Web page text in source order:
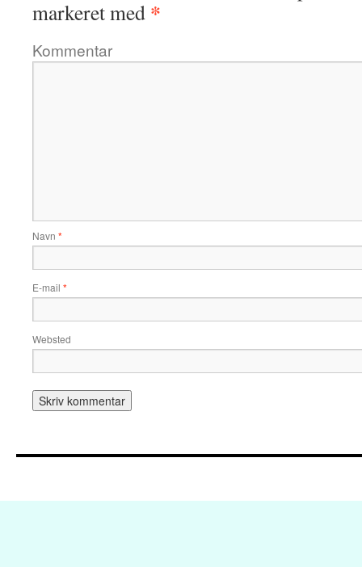
markeret med *
Kommentar
Navn *
E-mail *
Websted